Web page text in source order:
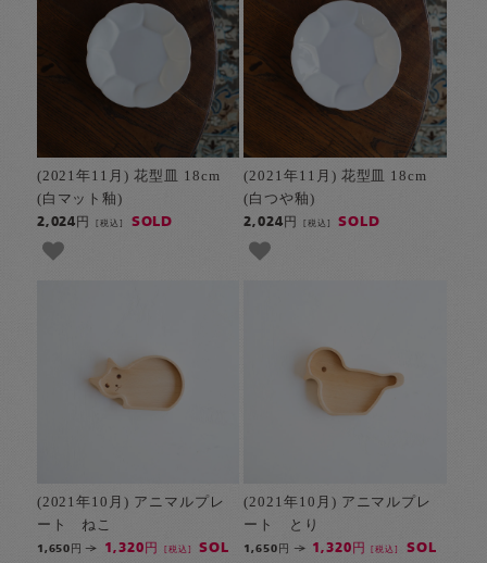
(2021年11月) 花型皿 18cm
(白マット釉)
2,024円[税込] SOLD
(2021年11月) 花型皿 18cm
(白つや釉)
2,024円 [税込] SOLD
(2021年10月) アニマルプレ
ート ねこ
1,650円 1,320円[税込]
SOL
(2021年10月) アニマルプレ
ート とり
1,650円 1,320円[税込]
SOL